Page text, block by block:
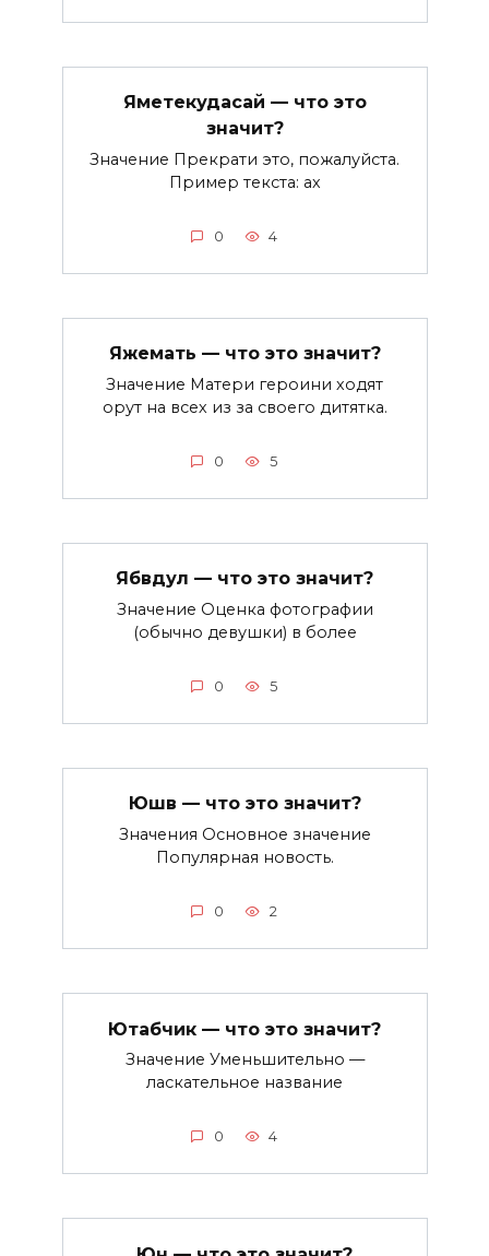
Яметекудасай — что это
значит?
Значение Прекрати это, пожалуйста.
Пример текста: ах
0 4
Яжемать — что это значит?
Значение Матери героини ходят
орут на всех из за своего дитятка.
0 5
Ябвдул — что это значит?
Значение Оценка фотографии
(обычно девушки) в более
0 5
Юшв — что это значит?
Значения Основное значение
Популярная новость.
0 2
Ютабчик — что это значит?
Значение Уменьшительно —
ласкательное название
0 4